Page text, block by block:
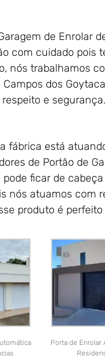
de Enrolar
com cuidado pois
nós trabalhamos
dos
e segurança.
fábrica está
de Portão de
ficar de
nós atuamos com
produto é
Porta de Enrolar